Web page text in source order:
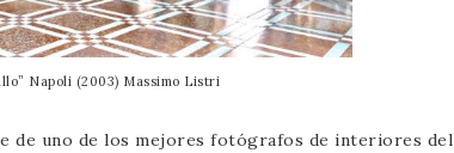
Napoli (2003) Massimo Listri
de uno de los mejores fotógrafos de interiores del